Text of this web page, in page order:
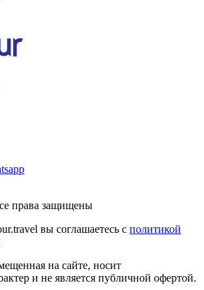
права защищены
вы соглашаетесь с политикой
на сайте, носит
и не является публичной офертой.